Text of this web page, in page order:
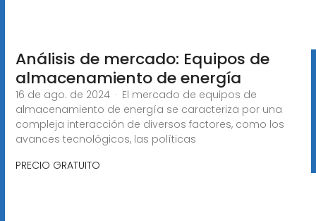
Análisis de mercado: Equipos de
almacenamiento de energía
16 de ago. de 2024 · El mercado de equipos de
almacenamiento de energía se caracteriza por una
compleja interacción de diversos factores, como los
avances tecnológicos, las políticas
PRECIO GRATUITO